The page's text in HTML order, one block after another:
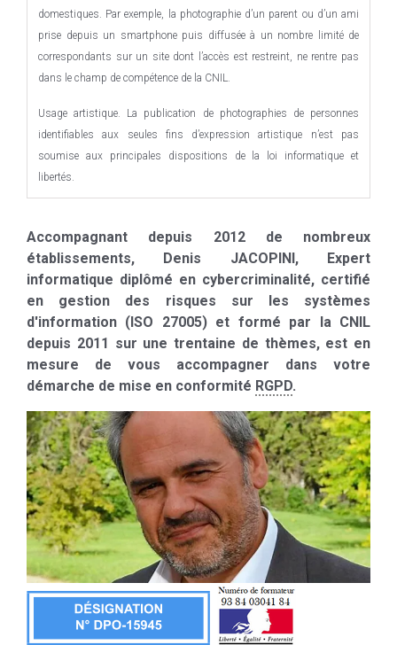
domestiques. Par exemple, la photographie d’un parent ou d’un ami
prise depuis un smartphone puis diffusée à un nombre limité de
correspondants sur un site dont l’accès est restreint, ne rentre pas
dans le champ de compétence de la CNIL.
Usage artistique. La publication de photographies de personnes
identifiables aux seules fins d’expression artistique n’est pas
soumise aux principales dispositions de la loi informatique et
libertés.
Accompagnant depuis 2012 de nombreux
établissements, Denis JACOPINI, Expert
informatique diplômé en cybercriminalité, certifié
en gestion des risques sur les systèmes
d'information (ISO 27005) et formé par la CNIL
depuis 2011 sur une trentaine de thèmes, est en
mesure de vous accompagner dans votre
démarche de mise en conformité RGPD.